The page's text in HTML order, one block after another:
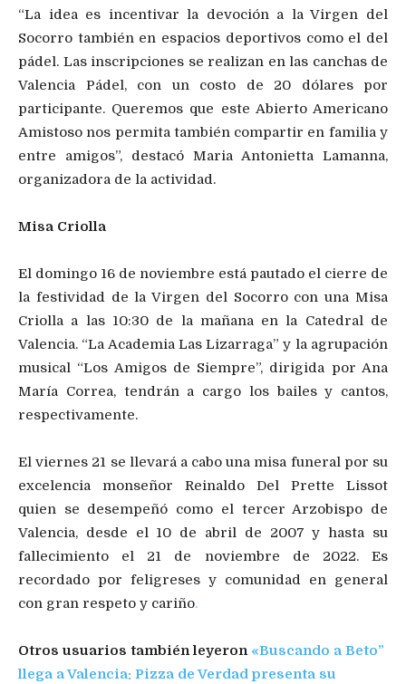
“La idea es incentivar la devoción a la Virgen del
Socorro también en espacios deportivos como el del
pádel. Las inscripciones se realizan en las canchas de
Valencia Pádel, con un costo de 20 dólares por
participante. Queremos que este Abierto Americano
Amistoso nos permita también compartir en familia y
entre amigos”, destacó Maria Antonietta Lamanna,
organizadora de la actividad.
Misa Criolla
El domingo 16 de noviembre está pautado el cierre de
la festividad de la Virgen del Socorro con una Misa
Criolla a las 10:30 de la mañana en la Catedral de
Valencia. “La Academia Las Lizarraga” y la agrupación
musical “Los Amigos de Siempre”, dirigida por Ana
María Correa, tendrán a cargo los bailes y cantos,
respectivamente.
El viernes 21 se llevará a cabo una misa funeral por su
excelencia monseñor Reinaldo Del Prette Lissot
quien se desempeñó como el tercer Arzobispo de
Valencia, desde el 10 de abril de 2007 y hasta su
fallecimiento el 21 de noviembre de 2022. Es
recordado por feligreses y comunidad en general
con gran respeto y cariño.
Otros usuarios también leyeron «Buscando a Beto”
llega a Valencia: Pizza de Verdad presenta su